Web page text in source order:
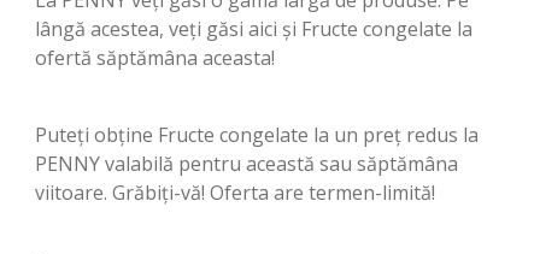
lângă acestea, veți găsi aici și Fructe congelate la
ofertă săptămâna aceasta!
Puteți obține Fructe congelate la un preț redus la
PENNY valabilă pentru această sau săptămâna
viitoare. Grăbiți-vă! Oferta are termen-limită!